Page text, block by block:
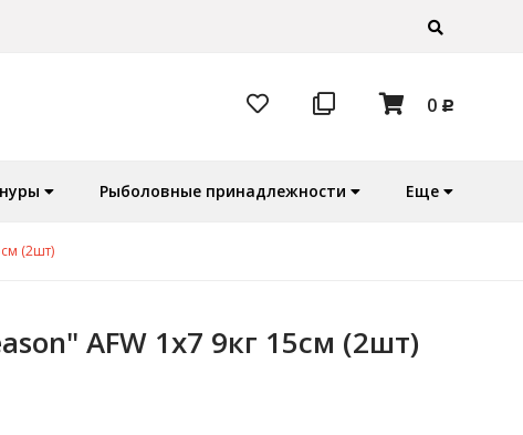
0 Р
Рыболовные принадлежности Еще
(2шт)
AFW 1x7 9кг 15см (2шт)